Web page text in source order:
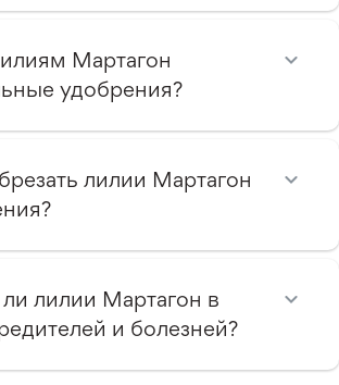
Мартагон
удобрения?
лилии Мартагон
лилии Мартагон в
и болезней?